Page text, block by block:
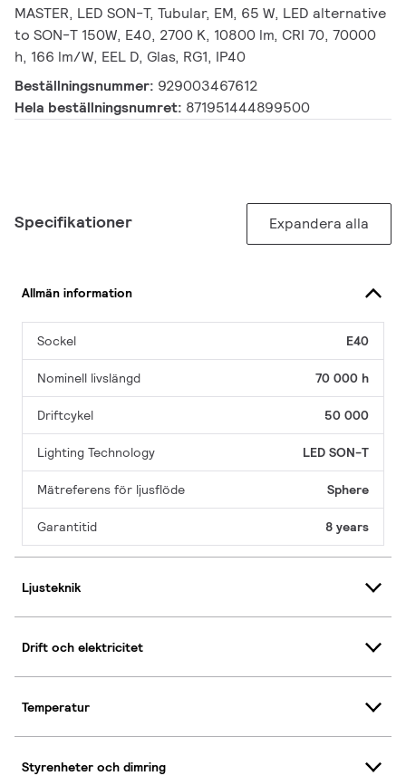
MASTER, LED SON-T, Tubular, EM, 65 W, LED alternative
to SON-T 150W, E40, 2700 K, 10800 lm, CRI 70, 70000
h, 166 lm/W, EEL D, Glas, RG1, IP40
Beställningsnummer: 929003467612
Hela beställningsnumret: 871951444899500
Specifikationer Expandera alla
Allmän information
Sockel E40
Nominell livslängd 70 000 h
Driftcykel 50 000
Lighting Technology LED SON-T
Mätreferens för ljusflöde Sphere
Garantitid 8 years
Ljusteknik
Drift och elektricitet
Temperatur
Styrenheter och dimring